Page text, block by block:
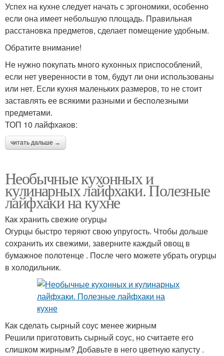
Успех на кухне следует начать с эргономики, особенно
если она имеет небольшую площадь. Правильная
расстановка предметов, сделает помещение удобным.
Обратите внимание!
Не нужно покупать много кухонных приспособлений,
если нет уверенности в том, будут ли они использованы
или нет. Если кухня маленьких размеров, то не стоит
заставлять ее всякими разными и бесполезными
предметами.
ТОП 10 лайфхаков:
читать дальше →
Необычные кухонных и
кулинарных лайфхаки. Полезные
лайфхаки на кухне
Как хранить свежие огурцы
Огурцы быстро теряют свою упругость. Чтобы дольше
сохранить их свежими, заверните каждый овощ в
бумажное полотенце . После чего можете убрать огурцы
в холодильник.
Как сделать сырный соус менее жирным
Решили приготовить сырный соус, но считаете его
слишком жирным? Добавьте в него цветную капусту .